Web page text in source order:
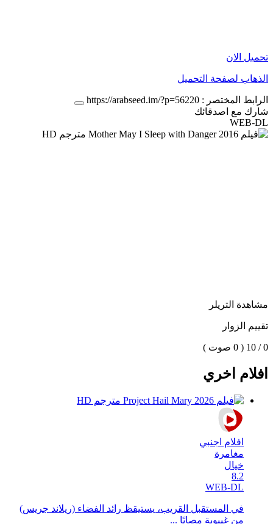
تحميل الان
الذهاب لصفحة التحميل
الرابط المختصر : https://arabseed.im/?p=56220
شارك مع اصدقائك
WEB-DL
مشاهدة التريلر
تقييم الزوار
0 / 10 ( 0 صوت )
افلام اخري
افلام اجنبي
مغامرة
خيال
8.2
WEB-DL
في المستقبل القريب، يستيقظ رائد الفضاء (ريلاند جريس)
من غيبوبة مصابًا ...